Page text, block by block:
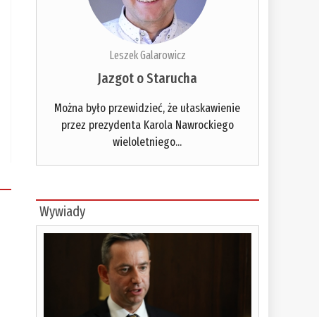
Leszek Galarowicz
Jazgot o Starucha
Można było przewidzieć, że ułaskawienie
przez prezydenta Karola Nawrockiego
wieloletniego...
Wywiady